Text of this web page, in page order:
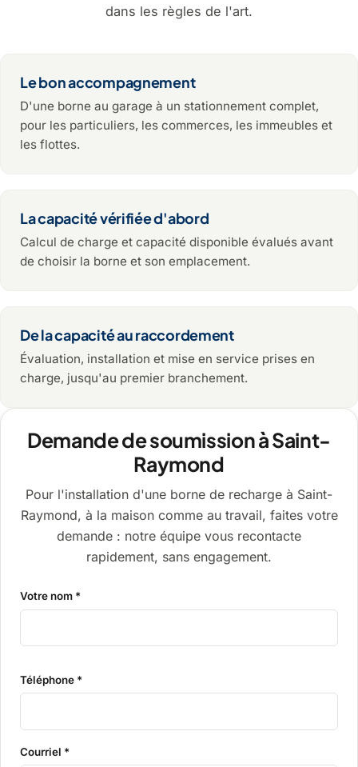
dans les règles de l'art.
Le bon accompagnement
D'une borne au garage à un stationnement complet,
pour les particuliers, les commerces, les immeubles et
les flottes.
La capacité vérifiée d'abord
Calcul de charge et capacité disponible évalués avant
de choisir la borne et son emplacement.
De la capacité au raccordement
Évaluation, installation et mise en service prises en
charge, jusqu'au premier branchement.
Demande de soumission à Saint-
Raymond
Pour l'installation d'une borne de recharge à Saint-
Raymond, à la maison comme au travail, faites votre
demande : notre équipe vous recontacte
rapidement, sans engagement.
Votre nom *
Téléphone *
Courriel *